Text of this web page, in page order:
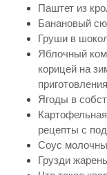
Паштет из
Банановый
Груши в
Яблочный
корицей на
приготовления
Ягоды в
рецепты с
Соус
Грузди